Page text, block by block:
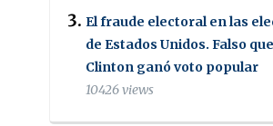
El fraude electoral en las
de Estados Unidos. Falso
Clinton ganó voto popular
10426 views